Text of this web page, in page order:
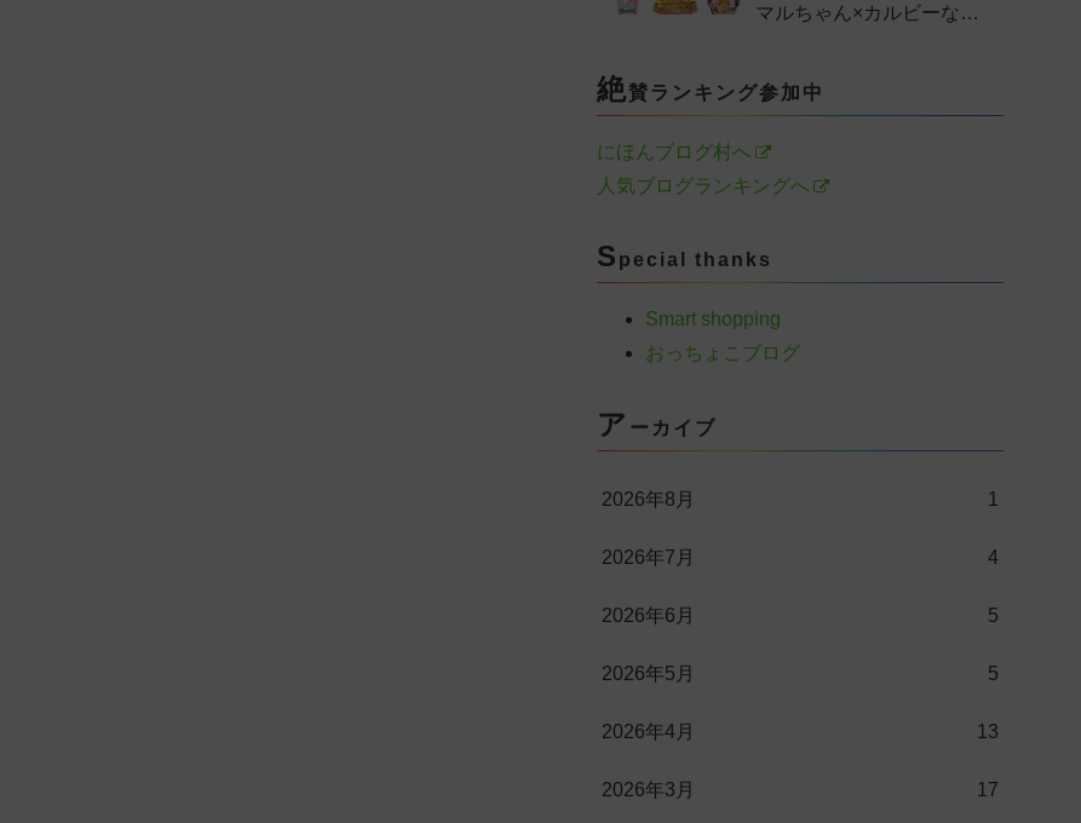
マルちゃん×カルビーなど
絶賛ランキング参加中
にほんブログ村へ
人気ブログランキングへ
S pecial thanks
Smart shopping
おっちょこブログ
ア ーカイブ
2026年8月 1
2026年7月 4
2026年6月 5
2026年5月 5
2026年4月 13
2026年3月 17